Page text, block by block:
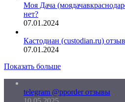
Моя Дача
нет?
07.01.2024
Кастодиан (custodian.ru)
07.01.2024
Показать больше
telegram @pporder отзывы